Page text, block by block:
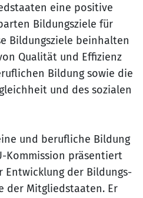
eine positive
Bildungsziele für
Bildungsziele beinhalten
Qualität und Effizienz
Bildung sowie die
und des sozialen
und berufliche Bildung
Kommission präsentiert
Entwicklung der Bildungs-
der Mitgliedstaaten. Er